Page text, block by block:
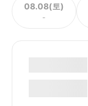
08.08(토)
-